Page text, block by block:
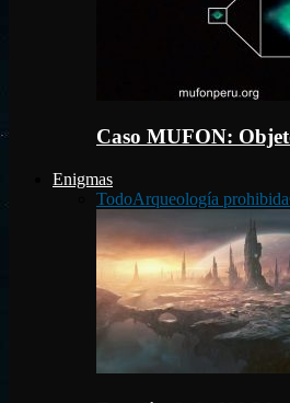
Caso MUFON:
Enigmas
TodoArqueología prohibida